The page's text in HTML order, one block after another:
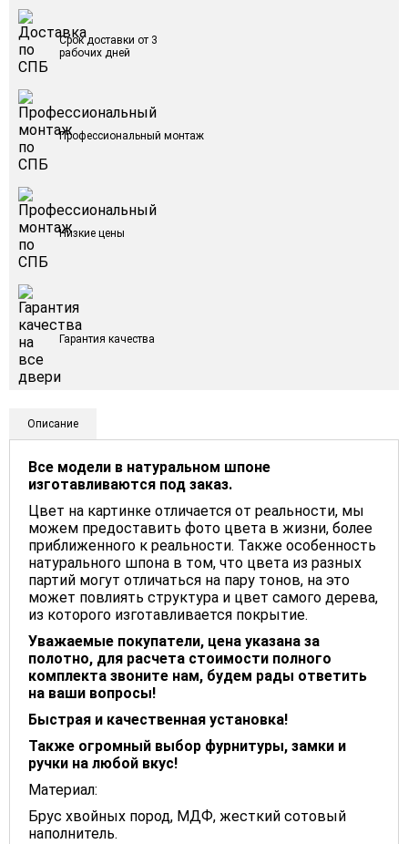
Срок доставки от 3
рабочих дней
Профессиональный монтаж
Низкие цены
Гарантия качества
Описание
Все модели в натуральном шпоне
изготавливаются под заказ.
Цвет на картинке отличается от реальности, мы
можем предоставить фото цвета в жизни, более
приближенного к реальности. Также особенность
натурального шпона в том, что цвета из разных
партий могут отличаться на пару тонов, на это
может повлиять структура и цвет самого дерева,
из которого изготавливается покрытие.
Уважаемые покупатели, цена указана за
полотно, для расчета стоимости полного
комплекта звоните нам, будем рады ответить
на ваши вопросы!
Быстрая и качественная установка!
Также огромный выбор фурнитуры, замки и
ручки на любой вкус!
Материал:
Брус хвойных пород, МДФ, жесткий сотовый
наполнитель.